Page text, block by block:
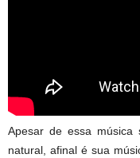
Apesar de essa
natural, afinal é sua